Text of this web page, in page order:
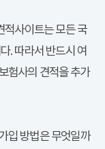
적사이트는 모든 국
. 따라서 반드시 여
험사의 다이렉트
견적을 추가
입 방법은 무엇일까